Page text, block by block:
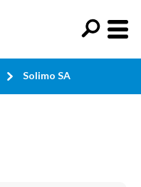
Solimo SA